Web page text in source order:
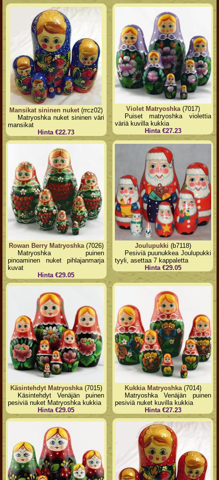
Mansikat sininen nuket (rrcz02)
Matryoshka nuket sininen väri
mansikat
Hinta €22.73
Violet Matryoshka(7017)
Puiset matryoshka violettia
väriä kuvilla kukkia
Hinta €27.23
Rowan Berry Matryoshka(7026)
Matryoshka puinen
pinoaminen nuket pihlajanmarja
kuvat
Hinta €29.05
Joulupukki (b7118)
Pesiviä puunukkea Joulupukki
tyyli, asettaa 7 kappaletta
Hinta €29.05
Käsintehdyt Matryoshka(7015)
Käsintehdyt Venäjän puinen
pesiviä nuket Matryoshka kukkia
Hinta €29.05
Kukkia Matryoshka(7014)
Matryoshka Venäjän puinen
pesiviä nuket kuvilla kukkia
Hinta €27.23